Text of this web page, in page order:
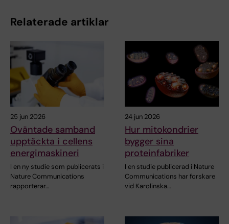
Relaterade artiklar
25 jun 2026
Oväntade samband
upptäckta i cellens
energimaskineri
I en ny studie som publicerats i
Nature Communications
rapporterar…
24 jun 2026
Hur mitokondrier
bygger sina
proteinfabriker
I en studie publicerad i Nature
Communications har forskare
vid Karolinska…